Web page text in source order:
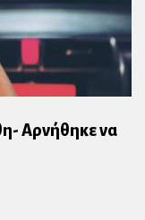
Αρνήθηκε να